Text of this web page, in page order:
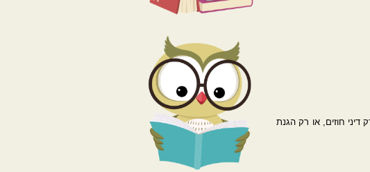
חוזים, או רק הגנת